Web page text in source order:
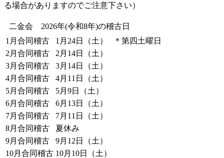
る場合がありますのでご注意下さい）
二金会 2026年(令和8年)の稽古日
1月合同稽古
1月24日（土）
＊第四土曜日
2月合同稽古
2月14日（土）
3月合同稽古
3月14日（土）
4月合同稽古
4月11日（土）
5月合同稽古
5月9日（土）
6月合同稽古
6月13日（土）
7月合同稽古
7月11日（土）
8月合同稽古
夏休み
9月合同稽古
9月12日（土）
10月合同稽古 10月10日（土）